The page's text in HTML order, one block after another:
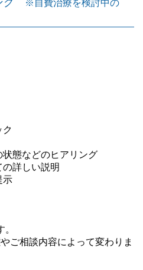
グ
※自費治療を検討中の
ク
態などのヒアリング
詳しい説明
示
ご相談内容によって変わりま